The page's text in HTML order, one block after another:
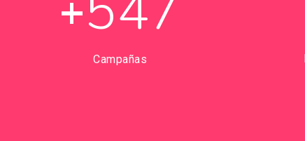
Campañas